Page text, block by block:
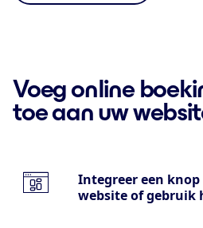
Voeg online
toe aan uw
Integreer een
website of gebruik